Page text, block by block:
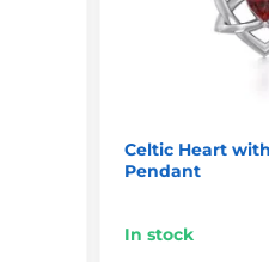
Celtic Heart
Pendant
In stock